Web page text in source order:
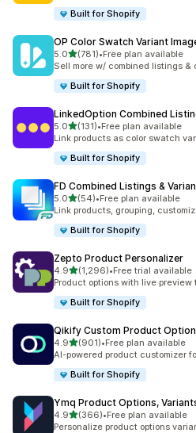
Built for Shopify
OP Color Swatch Variant
5.0별 5개 중
(781)
총 리뷰 781개
•Free plan available
Sell more w/ combined listings
Built for Shopify
LinkedOption Combined
5.0별 5개 중
(131)
총 리뷰 131개
•Free plan available
Link products as color swatch
Built for Shopify
FD Combined Listings &
5.0별 5개 중
(54)
총 리뷰 54개
•Free plan available
Link products, grouping,
Built for Shopify
Zepto Product Personalizer
4.9별 5개 중
(1,296)
총 리뷰 1296개
•Free trial available
Product options with live
Built for Shopify
Qikify Custom Product
4.9별 5개 중
(901)
총 리뷰 901개
•Free plan available
AI-powered product customizer
Built for Shopify
Ymq Product Options,
4.9별 5개 중
(366)
총 리뷰 366개
•Free plan available
Personalize product options